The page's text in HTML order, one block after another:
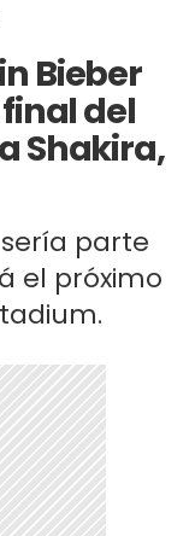
Bieber
del
Shakira,
parte
el próximo